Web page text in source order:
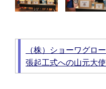
（株）ショーワグロ
張起工式への山元大